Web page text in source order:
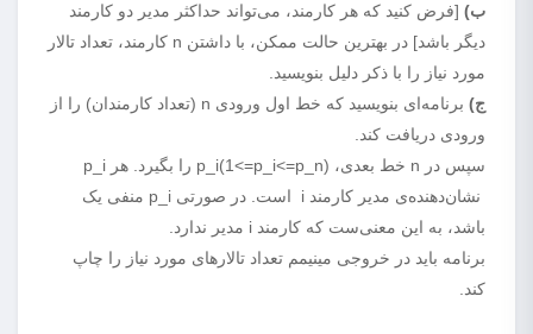
ب) [فرض کنید که هر کارمند، می‌تواند حداکثر مدیر دو کارمند
دیگر باشد] در بهترین حالت ممکن، با داشتن n کارمند، تعداد تالار
مورد نیاز را با ذکر دلیل بنویسید.
ج)
برنامه‌ای بنویسید که خط اول ورودی n (تعداد کارمندان) را از
ورودی دریافت کند.
سپس در n خط بعدی، p_i(1<=p_i<=p_n) را بگیرد. هر p_i
نشان‌دهنده‌ی مدیر کارمند i است. در صورتی p_i منفی یک
باشد، به این معنی‌ست که کارمند i مدیر ندارد.
برنامه باید در خروجی مینیمم تعداد تالارهای مورد نیاز را چاپ
کند.